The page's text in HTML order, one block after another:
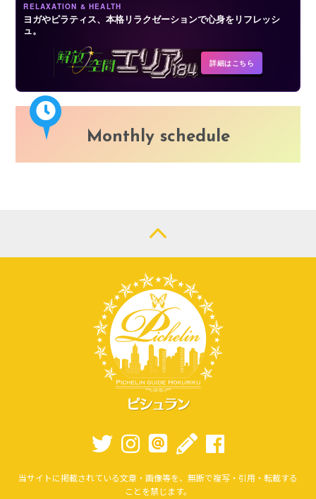
RELAXATION & HEALTH
ヨガやピラティス、本格リラクゼーションで心身をリフレッシ
ュ。
詳細はこちら
Monthly schedule
当サイトに掲載されている文章・画像等を、無断で複写・引用・転載する
ことを禁じます。